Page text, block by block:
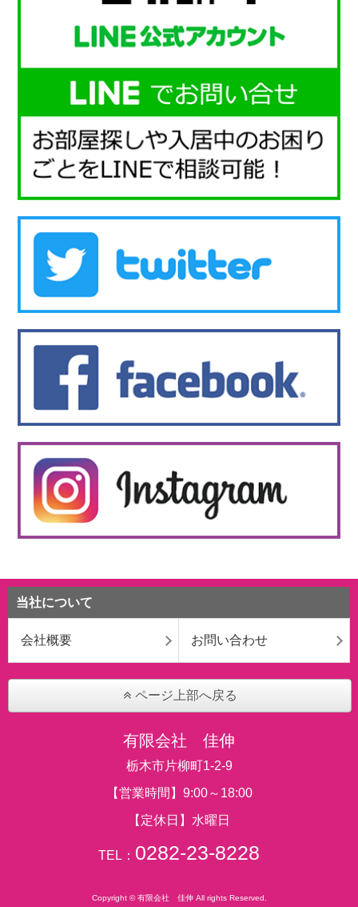
当社について
会社概要 お問い合わせ
ページ上部へ戻る
有限会社 佳伸
栃木市片柳町1-2-9
【営業時間】9:00～18:00
【定休日】水曜日
TEL： 0282-23-8228
Copyright © 有限会社 佳伸 All rights Reserved.